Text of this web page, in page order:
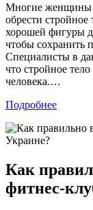
Многие женщины
обрести стройное
хорошей фигуры
чтобы сохранить
Специалисты в
что стройное тело
человека.…
Подробнее
Как
фитнес-